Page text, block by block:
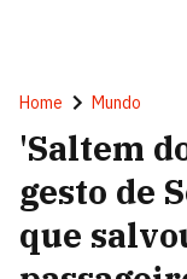
Home Mundo
'Saltem
gesto de
que